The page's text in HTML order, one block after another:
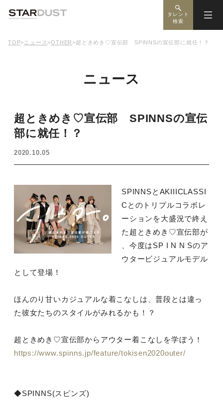
タレント
検索
TOP> ニュース>OTHER>超ときめき♡宣伝部 SPINNSの宣伝部に就任！？
ニュース
超ときめき♡宣伝部 SPINNSの宣伝
部に就任！？
2020.10.05
SPINNSとAKIIICLASSI
Cとのトリプルコラボレ
ーションを大盛況で終え
た超ときめき♡宣伝部が
、今度はSP I N N Sのア
ウタービジュアルモデル
として登場！
ほんのり甘いカジュアルな着こなしは、普段とは違っ
た彼女たちのスタイルがみれるかも！？
超ときめき♡宣伝部からアウター着こなしを学ぼう！
https://www.spinns.jp/feature/tokisen2020outer/
◆SPINNS(スピンズ)